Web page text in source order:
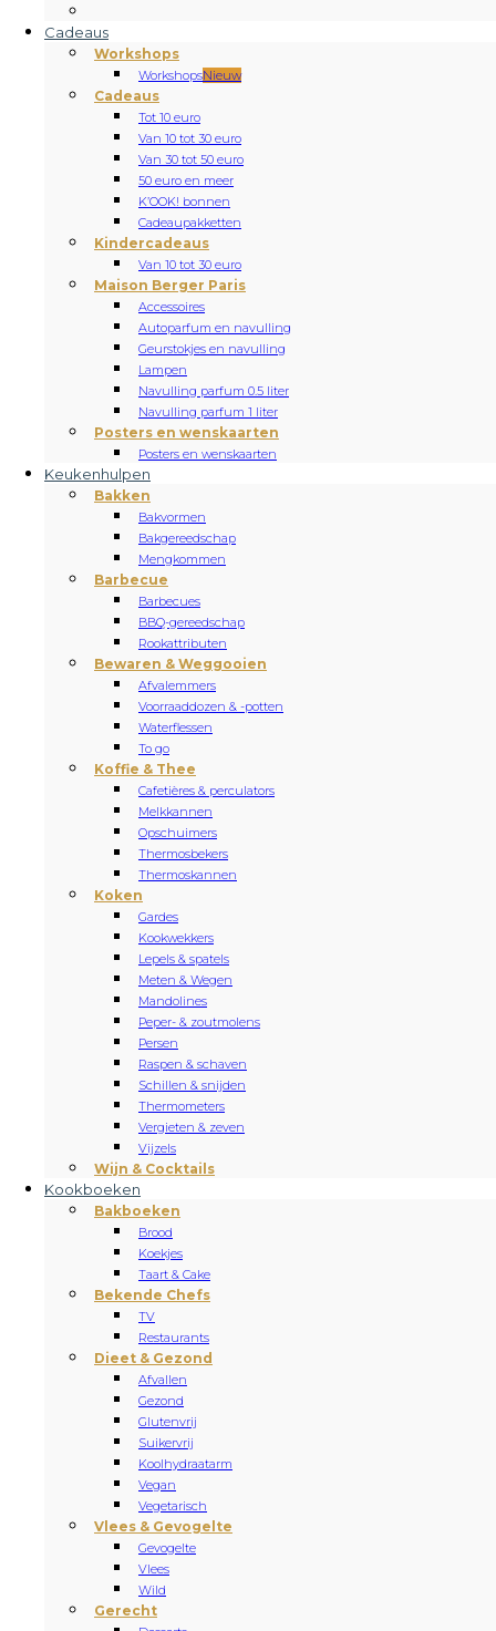
Cadeaus
Workshops
WorkshopsNieuw
Cadeaus
Tot 10 euro
Van 10 tot 30 euro
Van 30 tot 50 euro
50 euro en meer
K’OOK! bonnen
Cadeaupakketten
Kindercadeaus
Van 10 tot 30 euro
Maison Berger Paris
Accessoires
Autoparfum en navulling
Geurstokjes en navulling
Lampen
Navulling parfum 0.5 liter
Navulling parfum 1 liter
Posters en wenskaarten
Posters en wenskaarten
Keukenhulpen
Bakken
Bakvormen
Bakgereedschap
Mengkommen
Barbecue
Barbecues
BBQ-gereedschap
Rookattributen
Bewaren & Weggooien
Afvalemmers
Voorraaddozen & -potten
Waterflessen
To go
Koffie & Thee
Cafetières & perculators
Melkkannen
Opschuimers
Thermosbekers
Thermoskannen
Koken
Gardes
Kookwekkers
Lepels & spatels
Meten & Wegen
Mandolines
Peper- & zoutmolens
Persen
Raspen & schaven
Schillen & snijden
Thermometers
Vergieten & zeven
Vijzels
Wijn & Cocktails
Kookboeken
Bakboeken
Brood
Koekjes
Taart & Cake
Bekende Chefs
TV
Restaurants
Dieet & Gezond
Afvallen
Gezond
Glutenvrij
Suikervrij
Koolhydraatarm
Vegan
Vegetarisch
Vlees & Gevogelte
Gevogelte
Vlees
Wild
Gerecht